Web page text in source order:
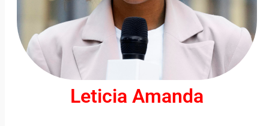
Leticia Amanda